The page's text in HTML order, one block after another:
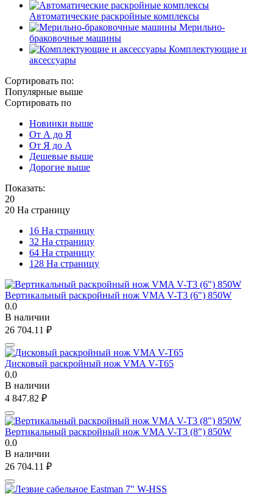
Автоматические раскройные комплексы
Мерильно-
браковочные машины
Комплектующие и
аксессуары
Сортировать по:
Популярные выше
Сортировать по
Новинки выше
От А до Я
От Я до А
Дешевые выше
Дорогие выше
Показать:
20
20 На страницу
16 На страницу
32 На страницу
64 На страницу
128 На страницу
Вертикальный раскройный нож VMA V-T3 (6") 850W
0.0
В наличии
26 704.11 ₽
Дисковый раскройный нож VMA V-T65
0.0
В наличии
4 847.82 ₽
Вертикальный раскройный нож VMA V-T3 (8") 850W
0.0
В наличии
26 704.11 ₽